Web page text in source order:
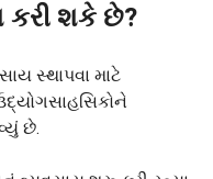
શકે છે?
સ્થાપવા માટે
છે.